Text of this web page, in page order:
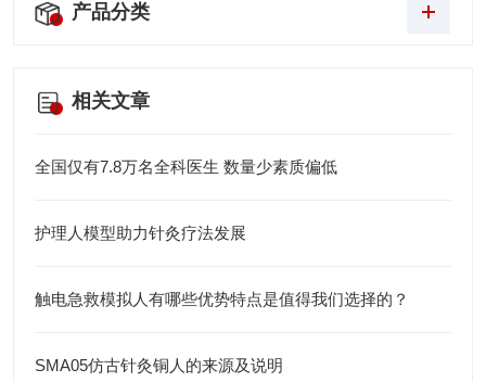
产品分类
相关文章
全国仅有7.8万名全科医生 数量少素质偏低
护理人模型助力针灸疗法发展
触电急救模拟人有哪些优势特点是值得我们选择的？
SMA05仿古针灸铜人的来源及说明